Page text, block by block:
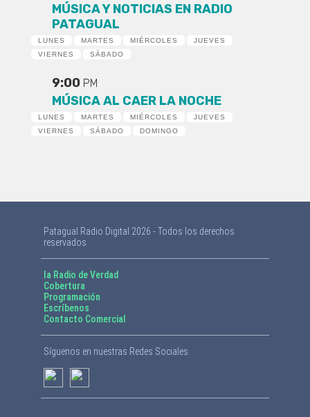
MÚSICA Y NOTICIAS EN RADIO
PATAGUAL
LUNES MARTES MIÉRCOLES
JUEVES
VIERNES
SÁBADO
9:00 PM
MÚSICA AL CAER LA NOCHE
LUNES MARTES MIÉRCOLES
JUEVES
VIERNES
SÁBADO DOMINGO
Patagual Radio Digital 2026 - Todos los derechos
reservados
la Radio de Verdad
Cobertura
Programación
Escríbenos
Contacto Comercial
Síguenos en nuestras Redes Sociales